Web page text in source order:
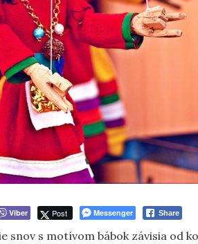
Viber Post Messenger Share
snov s motívom bábok závisia od